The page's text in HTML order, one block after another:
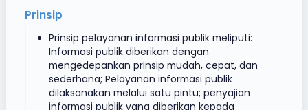
Prinsip
Prinsip pelayanan informasi publik meliputi:
Informasi publik diberikan dengan
mengedepankan prinsip mudah, cepat, dan
sederhana; Pelayanan informasi publik
dilaksanakan melalui satu pintu; penyajian
informasi publik yang diberikan kepada